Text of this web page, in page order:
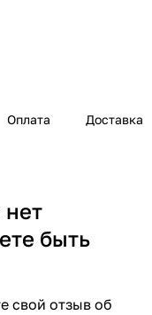
Оплата Доставка
нет
быть
свой отзыв об